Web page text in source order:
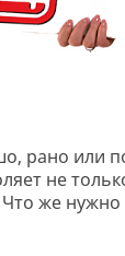
рано или
не
же